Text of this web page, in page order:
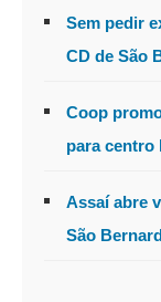
Sem pedir
CD de São
Coop
para centro
Assaí abre
São